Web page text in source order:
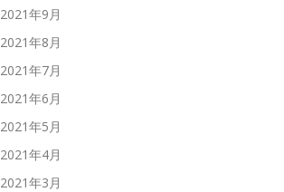
2021年9月
2021年8月
2021年7月
2021年6月
2021年5月
2021年4月
2021年3月